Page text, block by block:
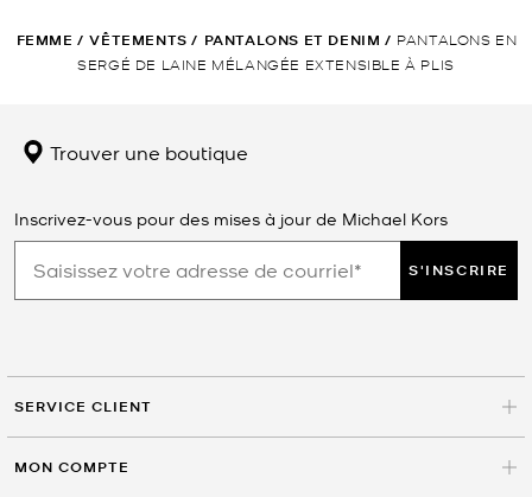
FEMME / VÊTEMENTS / PANTALONS ET DENIM / PANTALONS EN
SERGÉ DE LAINE MÉLANGÉE EXTENSIBLE À PLIS
Trouver une boutique
Inscrivez-vous pour des mises à jour de Michael Kors
S'INSCRIRE
SERVICE CLIENT
MON COMPTE